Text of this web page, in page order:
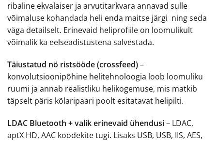
ribaline ekvalaiser ja arvutitarkvara annavad sulle
võimaluse kohandada heli enda maitse järgi ning seda
väga detailselt. Erinevaid heliprofiile on loomulikult
võimalik ka eelseadistustena salvestada.
Täiustatud nö ristsööde (crossfeed)–
konvolutsioonipõhine helitehnoloogia loob loomuliku
ruumi ja annab realistliku helikogemuse, mis matkib
täpselt päris kõlaripaari poolt esitatavat helipilti.
LDAC Bluetooth + valik erinevaid ühendusi– LDAC,
aptX HD, AAC koodekite tugi. Lisaks USB, USB, IIS, AES,